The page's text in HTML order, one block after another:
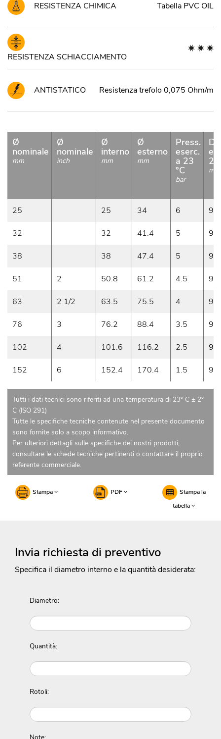
RESISTENZA CHIMICA Tabella PVC OIL
RESISTENZA SCHIACCIAMENTO
ANTISTATICO Resistenza trefolo 0,075 Ohm/m
Ø
nominale
mm
Ø
nominale
inch
Ø
interno
mm
Ø
esterno
mm
Press.
eserc.
a 23
°C
bar
23
m/
25 25 34 6 9
32 32 41.4 5 9
38 38 47.4 5 9
51 2 50.8 61.2 4.5 9
63 2 1/2 63.5 75.5 4 9
76 3 76.2 88.4 3.5 9
102 4 101.6 116.2 2.5 9
152 6 152.4 170.4 1.5 9
Tutti i dati tecnici sono riferiti ad una temperatura di 23° C ± 2°
C (ISO 291)
Tutte le specifiche tecniche contenute nel presente documento
sono fornite solo a scopo informativo.
Per ulteriori dettagli sulle specifiche dei nostri prodotti,
consultare le schede tecniche pertinenti o contattare il proprio
referente commerciale.
Stampa PDF
Stampa la
tabella
Invia richiesta di preventivo
Specifica il diametro interno e la quantità desiderata:
Diametro:
Quantità:
Rotoli: